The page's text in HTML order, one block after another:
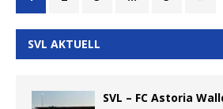
SVL AKTUELL
SVL – FC Astoria